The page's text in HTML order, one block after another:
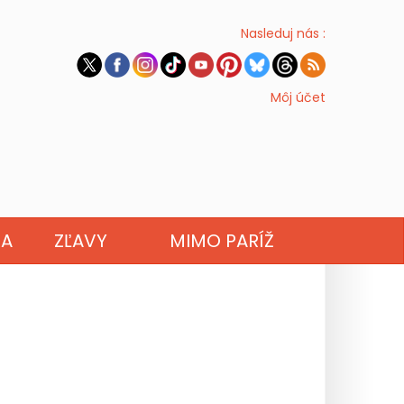
Nasleduj nás :
Môj účet
ZĽAVY MIMO PARÍŽ